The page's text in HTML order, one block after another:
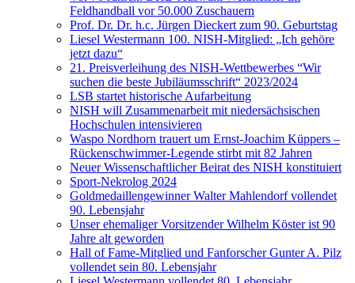
Feldhandball vor 50.000 Zuschauern
Prof. Dr. Dr. h.c. Jürgen Dieckert zum 90. Geburtstag
Liesel Westermann 100. NISH-Mitglied: „Ich gehöre
jetzt dazu“
21. Preisverleihung des NISH-Wettbewerbes “Wir
suchen die beste Jubiläumsschrift“ 2023/2024
LSB startet historische Aufarbeitung
NISH will Zusammenarbeit mit niedersächsischen
Hochschulen intensivieren
Waspo Nordhorn trauert um Ernst-Joachim Küppers –
Rückenschwimmer-Legende stirbt mit 82 Jahren
Neuer Wissenschaftlicher Beirat des NISH konstituiert
Sport-Nekrolog 2024
Goldmedaillengewinner Walter Mahlendorf vollendet
90. Lebensjahr
Unser ehemaliger Vorsitzender Wilhelm Köster ist 90
Jahre alt geworden
Hall of Fame-Mitglied und Fanforscher Gunter A. Pilz
vollendet sein 80. Lebensjahr